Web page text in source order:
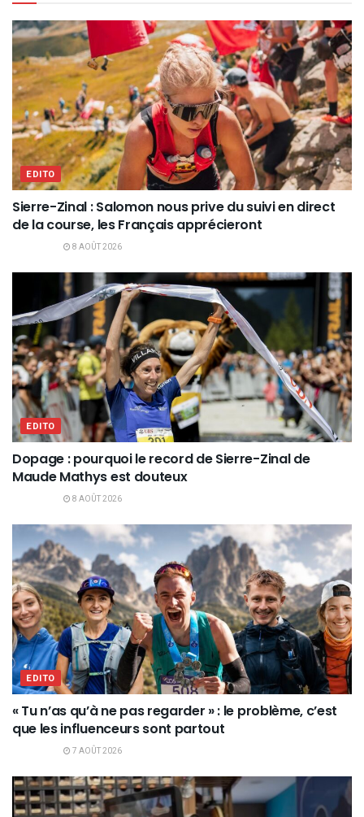
EDITO
Sierre-Zinal : Salomon nous prive du suivi en direct
de la course, les Français apprécieront
8 AOÛT 2026
EDITO
Dopage : pourquoi le record de Sierre-Zinal de
Maude Mathys est douteux
8 AOÛT 2026
EDITO
« Tu n’as qu’à ne pas regarder » : le problème, c’est
que les influenceurs sont partout
7 AOÛT 2026